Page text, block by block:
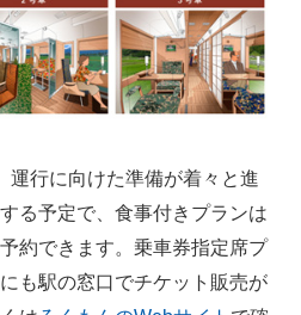
行に向けた準備が着々と進
る予定で、食事付きプランは
約できます。乗車券指定席プ
も駅の窓口でチケット販売が